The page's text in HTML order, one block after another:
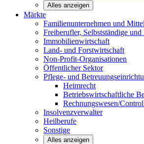
Alles anzeigen
Märkte
Familienunternehmen und
Freiberufler, Selbstständige und
Immobilienwirtschaft
Land- und Forstwirtschaft
Non-Profit-Organisationen
Öffentlicher Sektor
Pflege- und
Heimrecht
Betriebswirtschaftliche
Rechnungswesen/
Insolvenzverwalter
Heilberufe
Sonstige
Alles anzeigen